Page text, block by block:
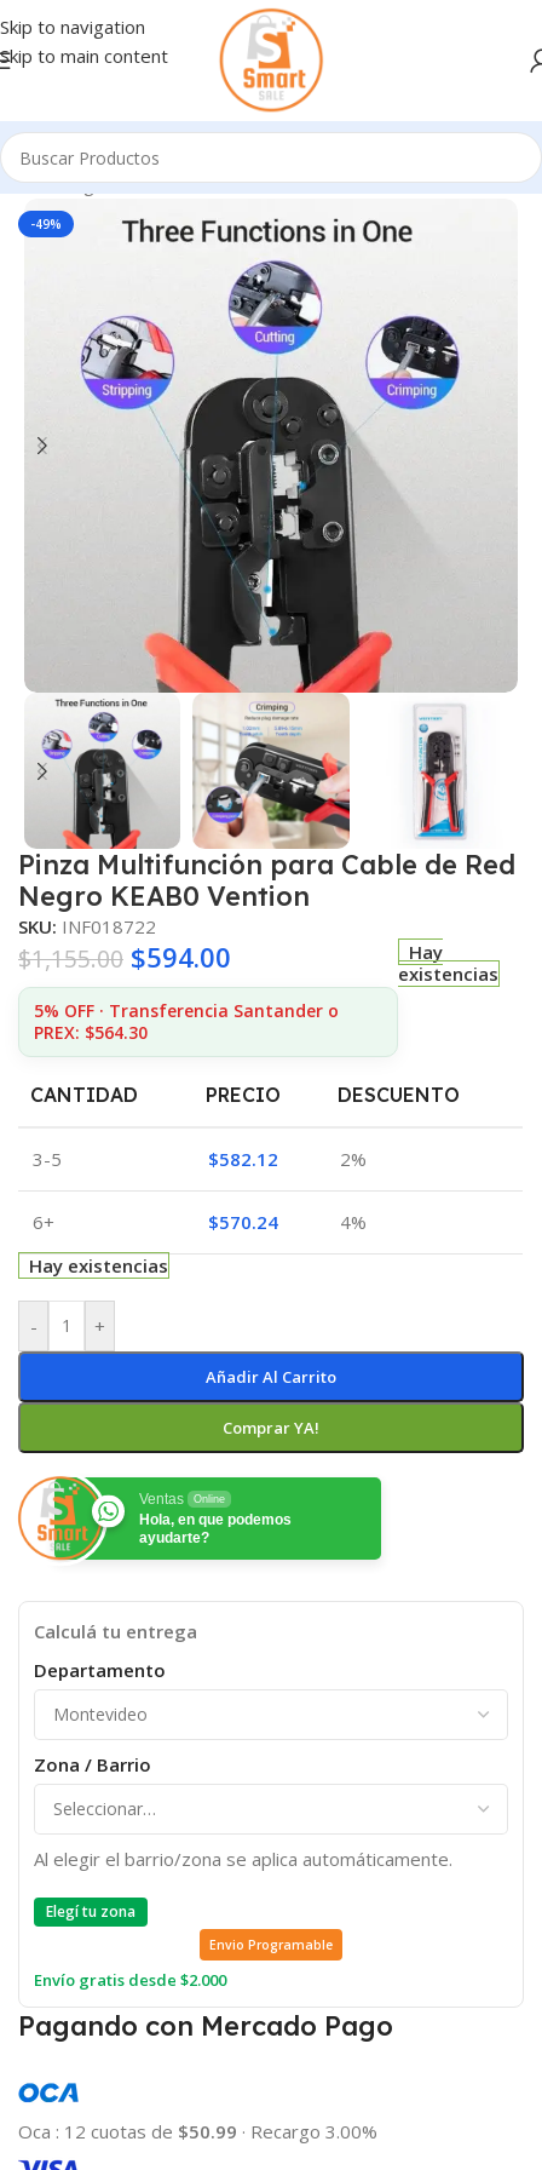
Skip to navigation
Skip to main content
Inicio/Ingresando
-49%
Pinza Multifunción para Cable de Red
Negro KEAB0 Vention
SKU: INF018722
$1,155.00 $594.00
5% OFF · Transferencia Santander o
PREX: $564.30
Hay
existencias
CANTIDAD PRECIO DESCUENTO
3-5 $582.12 2%
6+ $570.24
4%
Hay existencias
- +
Añadir Al Carrito
Comprar YA!
Ventas Online
Hola, en que podemos
ayudarte?
Calculá tu entrega
Departamento
Zona / Barrio
Al elegir el barrio/zona se aplica automáticamente.
Elegí tu zona
Envio Programable
Envío gratis desde $2.000
Pagando con Mercado Pago
Oca : 12 cuotas de $50.99 · Recargo 3.00%